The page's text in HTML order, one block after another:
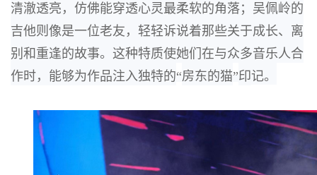
清澈透亮，仿佛能穿透心灵最柔软的角落；吴佩岭的
吉他则像是一位老友， 轻轻诉说着那些关于成长、离
别和 重逢的故事。这种特质使她们在与众多音乐人合
作时， 能够为作品注入独特的“房东的猫”印记。